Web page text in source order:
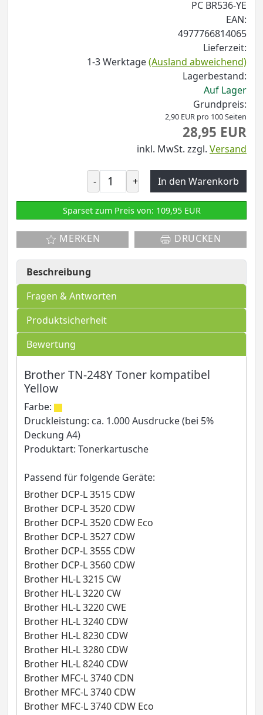
PC BR536-YE
EAN:
4977766814065
Lieferzeit:
1-3 Werktage(Ausland abweichend)
Lagerbestand:
Auf Lager
Grundpreis:
2,90 EUR pro 100 Seiten
28,95 EUR
inkl. MwSt. zzgl. Versand
- + In den Warenkorb
Sparset zum Preis von: 109,95 EUR
MERKEN DRUCKEN
Beschreibung
Fragen & Antworten
Produktsicherheit
Bewertung
Brother TN-248Y Toner kompatibel
Yellow
Farbe:
Druckleistung: ca. 1.000 Ausdrucke (bei 5%
Deckung A4)
Produktart: Tonerkartusche
Passend für folgende Geräte:
Brother DCP-L 3515 CDW
Brother DCP-L 3520 CDW
Brother DCP-L 3520 CDW Eco
Brother DCP-L 3527 CDW
Brother DCP-L 3555 CDW
Brother DCP-L 3560 CDW
Brother HL-L 3215 CW
Brother HL-L 3220 CW
Brother HL-L 3220 CWE
Brother HL-L 3240 CDW
Brother HL-L 8230 CDW
Brother HL-L 3280 CDW
Brother HL-L 8240 CDW
Brother MFC-L 3740 CDN
Brother MFC-L 3740 CDW
Brother MFC-L 3740 CDW Eco